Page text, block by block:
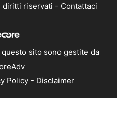
diritti riservati - Contattaci
sito sono gestite da
Policy- Disclaimer